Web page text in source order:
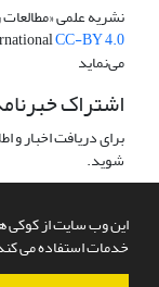
این وب سایت از کوکی
خدمات استفاده می
نشریه علمی
CC-BY 4.0
می‌نماید
اشتراک
برای دریافت اخبار
شوید.